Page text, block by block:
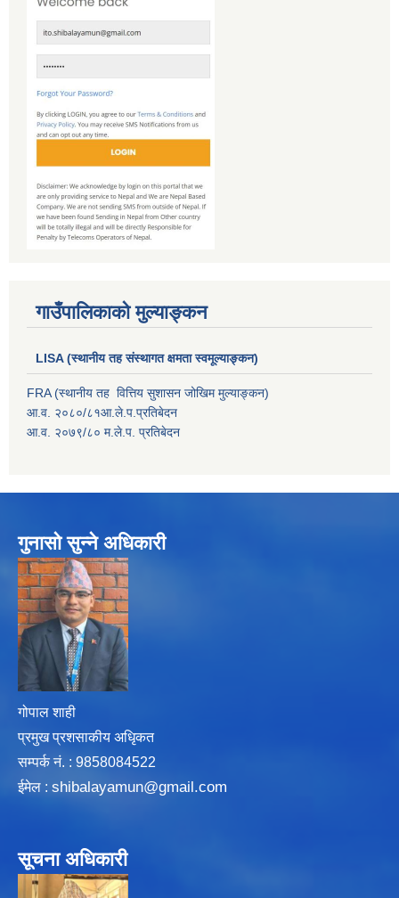
गाउँपालिकाको मुल्याङ्कन
LISA (स्थानीय तह संस्थागत क्षमता स्वमूल्याङ्कन)
FRA (स्थानीय तह वित्तिय सुशासन जोखिम मुल्याङ्कन)
आ.व. २०८०/८१आ.ले.प.प्रतिबेदन
आ.व. २०७९/८० म.ले.प. प्रतिबेदन
गुनासो सुन्ने अधिकारी
गोपाल शाही
प्रमुख प्रशसाकीय अधिृकत
सम्पर्क न‌ं. : 9858084522
ईमेल : shibalayamun@gmail.com
सूचना अधिकारी